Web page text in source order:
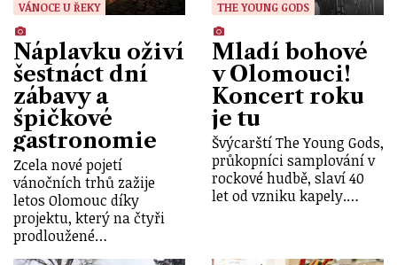
VÁNOCE U ŘEKY
Náplavku oživí
šestnáct dní
zábavy a
špičkové
gastronomie
Zcela nové pojetí
vánočních trhů zažije
letos Olomouc díky
projektu, který na čtyři
prodloužené…
THE YOUNG GODS
Mladí bohové
v Olomouci!
Koncert roku
je tu
Švýcarští The Young Gods,
průkopníci samplování v
rockové hudbě, slaví 40
let od vzniku kapely.…